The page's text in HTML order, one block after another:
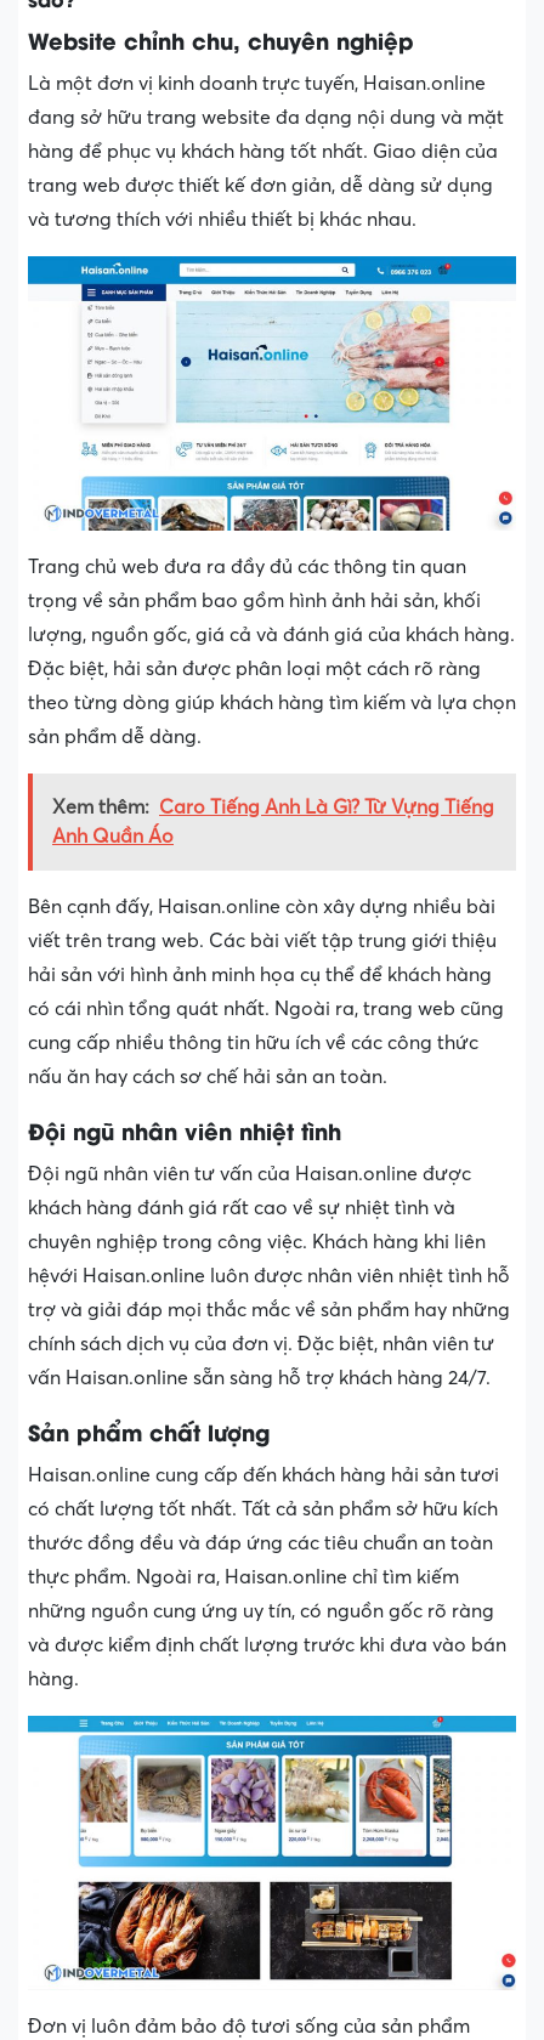
Website chỉnh chu, chuyên nghiệp
Là một đơn vị kinh doanh trực tuyến, Haisan.online
đang sở hữu trang website đa dạng nội dung và mặt
hàng để phục vụ khách hàng tốt nhất. Giao diện của
trang web được thiết kế đơn giản, dễ dàng sử dụng
và tương thích với nhiều thiết bị khác nhau.
Trang chủ web đưa ra đầy đủ các thông tin quan
trọng về sản phẩm bao gồm hình ảnh hải sản, khối
lượng, nguồn gốc, giá cả và đánh giá của khách hàng.
Đặc biệt, hải sản được phân loại một cách rõ ràng
theo từng dòng giúp khách hàng tìm kiếm và lựa chọn
sản phẩm dễ dàng.
Xem thêm: Caro Tiếng Anh Là Gì? Từ Vựng Tiếng
Anh Quần Áo
Bên cạnh đấy, Haisan.online còn xây dựng nhiều bài
viết trên trang web. Các bài viết tập trung giới thiệu
hải sản với hình ảnh minh họa cụ thể để khách hàng
có cái nhìn tổng quát nhất. Ngoài ra, trang web cũng
cung cấp nhiều thông tin hữu ích về các công thức
nấu ăn hay cách sơ chế hải sản an toàn.
Đội ngũ nhân viên nhiệt tình
Đội ngũ nhân viên tư vấn của Haisan.online được
khách hàng đánh giá rất cao về sự nhiệt tình và
chuyên nghiệp trong công việc. Khách hàng khi liên
hệvới Haisan.online luôn được nhân viên nhiệt tình hỗ
trợ và giải đáp mọi thắc mắc về sản phẩm hay những
chính sách dịch vụ của đơn vị. Đặc biệt, nhân viên tư
vấn Haisan.online sẵn sàng hỗ trợ khách hàng 24/7.
Sản phẩm chất lượng
Haisan.online cung cấp đến khách hàng hải sản tươi
có chất lượng tốt nhất. Tất cả sản phẩm sở hữu kích
thước đồng đều và đáp ứng các tiêu chuẩn an toàn
thực phẩm. Ngoài ra, Haisan.online chỉ tìm kiếm
những nguồn cung ứng uy tín, có nguồn gốc rõ ràng
và được kiểm định chất lượng trước khi đưa vào bán
hàng.
Đơn vị luôn đảm bảo độ tươi sống của sản phẩm